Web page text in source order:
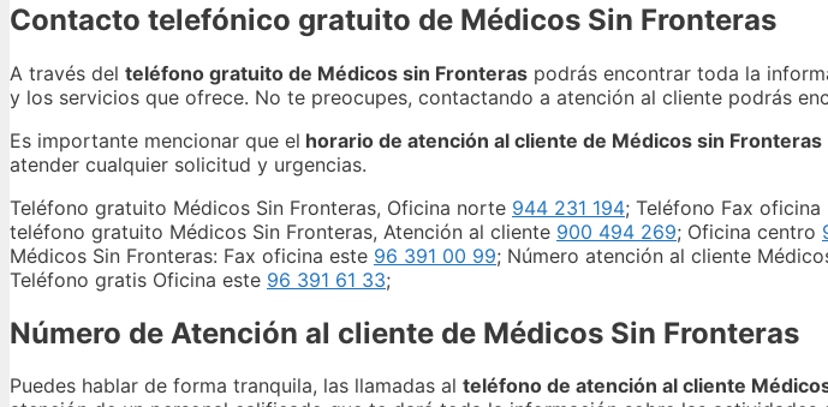
Contacto telefónico gratuito de Médicos Sin Fronteras
A través del teléfono gratuito de Médicos sin Fronteras podrás encontrar toda la
y los servicios que ofrece. No te preocupes, contactando a atención al cliente podrás
Es importante mencionar que el horario de atención al cliente de Médicos sin Fronteras
atender cualquier solicitud y urgencias.
Teléfono gratuito Médicos Sin Fronteras, Oficina norte 944 231 194; Teléfono Fax
teléfono gratuito Médicos Sin Fronteras, Atención al cliente 900 494 269; Oficina centro
Médicos Sin Fronteras: Fax oficina este 96 391 00 99; Número atención al cliente
Teléfono gratis Oficina este 96 391 61 33;
Número de Atención al cliente de Médicos Sin Fronteras
Puedes hablar de forma tranquila, las llamadas al teléfono de atención al cliente